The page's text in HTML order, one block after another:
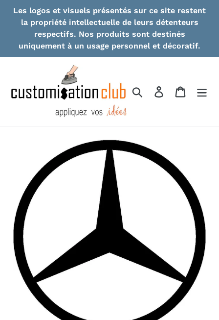
Les logos et visuels présentés sur ce site restent
la propriété intellectuelle de leurs détenteurs
respectifs. Nos produits sont destinés
uniquement à un usage personnel et décoratif.
Search Log in Cart